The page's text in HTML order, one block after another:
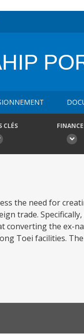
CLÉS
the need for
trade.
converting the ex-
Toei facilities.